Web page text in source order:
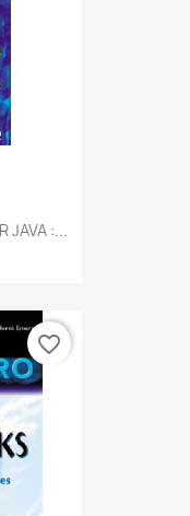
JAVA :...
favorite_border